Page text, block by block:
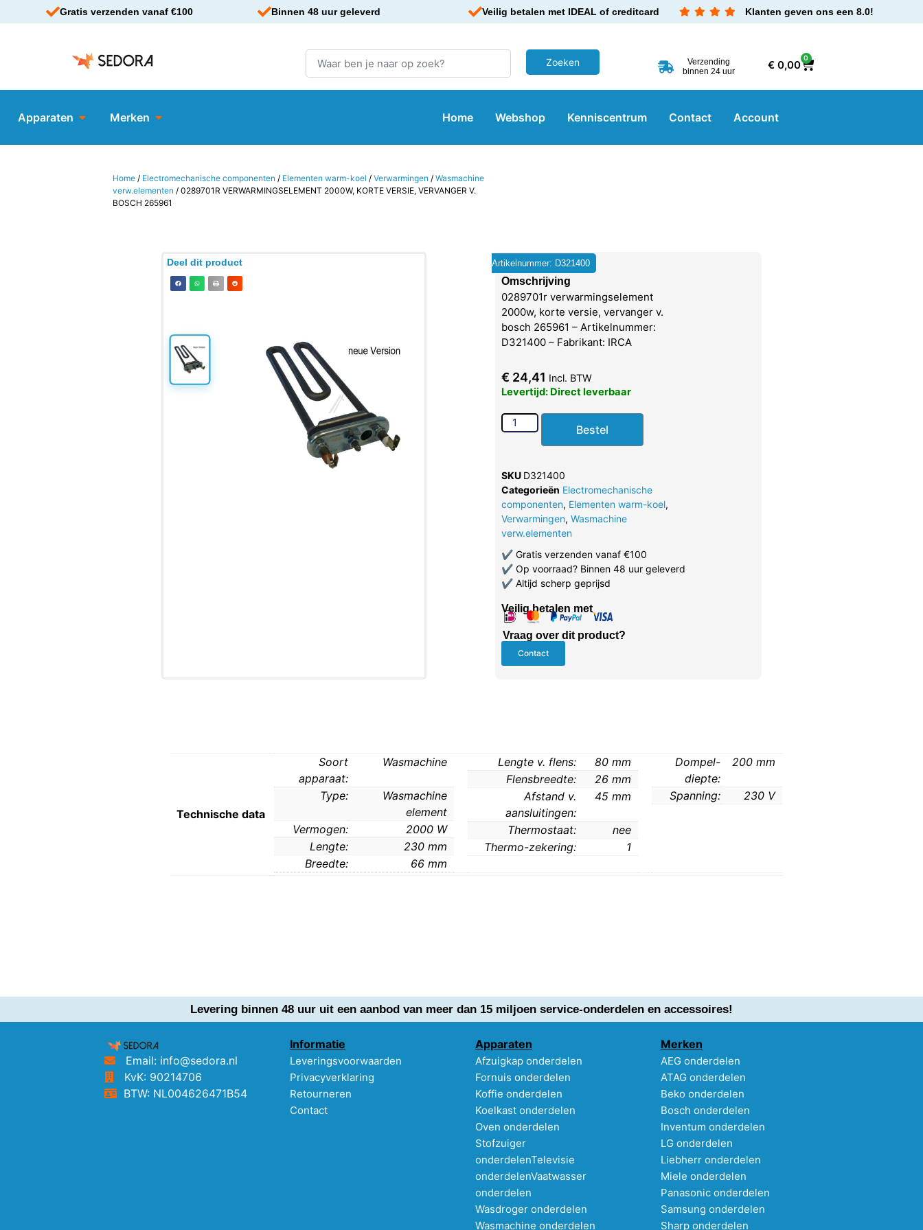
Gratis verzenden vanaf €100 Binnen 48 uur geleverd Veilig betalen met IDEAL of creditcard Klanten geven ons een 8.0!
Verzending
binnen 24 uur
€0,00
0
Apparaten Merken Home Webshop Kenniscentrum Contact Account
Home / Electromechanische componenten / Elementen warm-koel /Verwarmingen /Wasmachine
verw.elementen / 0289701R VERWARMINGSELEMENT 2000W, KORTE VERSIE, VERVANGER V.
BOSCH 265961
Deel dit product Artikelnummer: D321400
Omschrijving
0289701r verwarmingselement
2000w, korte versie, vervanger v.
bosch 265961 – Artikelnummer:
D321400 – Fabrikant: IRCA
€ 24,41 Incl. BTW
Levertijd: Direct leverbaar
Bestel
SKU D321400
Categorieën Electromechanische
componenten, Elementen warm-koel,
Verwarmingen, Wasmachine
verw.elementen
✔Gratis verzenden vanaf €100
✔Op voorraad? Binnen 48 uur geleverd
✔Altijd scherp geprijsd
Veilig betalen met
Vraag over dit product?
Contact
Technische data
Soort
apparaat:
Wasmachine
Type:
Wasmachine
element
Vermogen:
2000 W
Lengte:
230 mm
Breedte:
66 mm
Lengte v. flens:
80 mm
Flensbreedte:
26 mm
Afstand v.
aansluitingen:
45 mm
Thermostaat:
nee
Thermo-zekering:
1
Dompel-
diepte:
200 mm
Spanning: 230 V
Levering binnen 48 uur uit een aanbod van meer dan 15 miljoen service-onderdelen en accessoires!
Email: info@sedora.nl
KvK: 90214706
BTW: NL004626471B54
Informatie
Leveringsvoorwaarden
Privacyverklaring
Retourneren
Contact
Apparaten
Afzuigkap onderdelen
Fornuis onderdelen
Koffie onderdelen
Koelkast onderdelen
Oven onderdelen
Stofzuiger
onderdelenTelevisie
onderdelenVaatwasser
onderdelen
Wasdroger onderdelen
Wasmachine onderdelen
Merken
AEG onderdelen
ATAG onderdelen
Beko onderdelen
Bosch onderdelen
Inventum onderdelen
LG onderdelen
Liebherr onderdelen
Miele onderdelen
Panasonic onderdelen
Samsung onderdelen
Sharp onderdelen